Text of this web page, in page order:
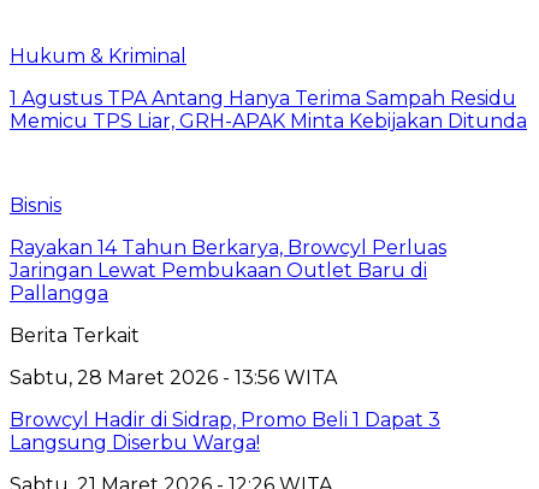
Hukum & Kriminal
1 Agustus TPA Antang Hanya Terima Sampah Residu
Memicu TPS Liar, GRH-APAK Minta Kebijakan Ditunda
Bisnis
Rayakan 14 Tahun Berkarya, Browcyl Perluas
Jaringan Lewat Pembukaan Outlet Baru di
Pallangga
Berita Terkait
Sabtu, 28 Maret 2026 - 13:56 WITA
Browcyl Hadir di Sidrap, Promo Beli 1 Dapat 3
Langsung Diserbu Warga!